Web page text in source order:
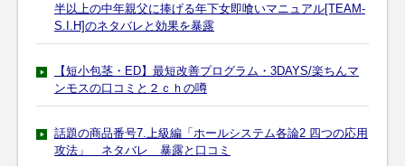
半以上の中年親父に捧げる年下女即喰いマニュアル[TEAM-
S.I.H]のネタバレと効果を暴露
【短小包茎・ED】最短改善プログラム・3DAYS/楽ちんマ
ンモスの口コミと２ｃｈの噂
話題の商品番号7.上級編「ホールシステム各論2 四つの応用
攻法」 ネタバレ 暴露と口コミ